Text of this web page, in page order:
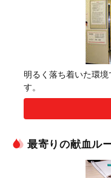
明るく落ち着いた環
す。
最寄りの献血ル